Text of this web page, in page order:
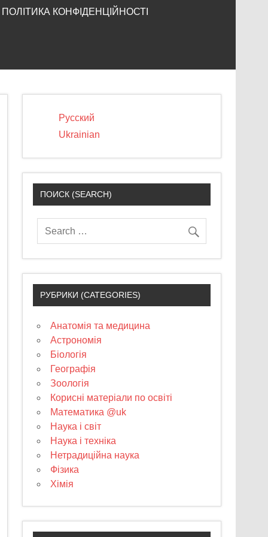
ПОЛІТИКА КОНФІДЕНЦІЙНОСТІ
Русский
Ukrainian
ПОИСК (SEARCH)
РУБРИКИ (CATEGORIES)
Анатомія та медицина
Астрономія
Біологія
Географія
Зоологія
Корисні матеріали по освіті
Математика @uk
Наука і світ
Наука і техніка
Нетрадиційна наука
Фізика
Хімія